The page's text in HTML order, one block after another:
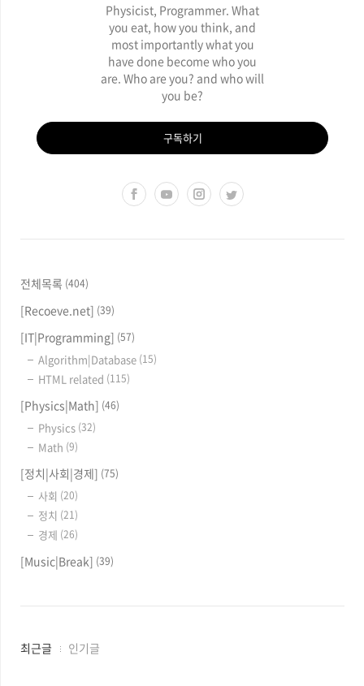
Physicist, Programmer. What
you eat, how you think, and
most importantly what you
have done become who you
are. Who are you? and who will
you be?
구독하기
전체목록 (404)
[Recoeve.net] (39)
[IT|Programming] (57)
Algorithm|Database (15)
HTML related (115)
[Physics|Math] (46)
Physics (32)
Math (9)
[정치|사회|경제] (75)
사회 (20)
정치 (21)
경제 (26)
[Music|Break] (39)
최
최근글 인기글